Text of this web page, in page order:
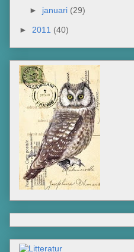
► januari (29)
► 2011 (40)